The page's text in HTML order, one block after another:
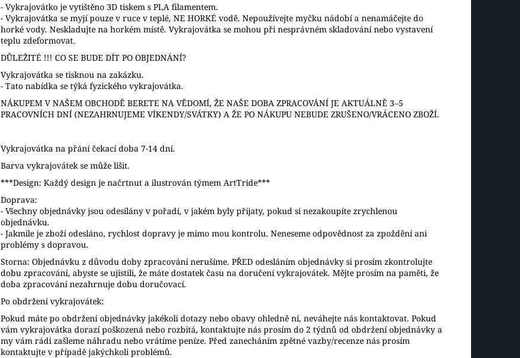
- Vykrajovátko je vytištěno 3D tiskem s PLA filamentem.
- Vykrajovátka se myjí pouze v ruce v teplé, NE HORKÉ vodě. Nepoužívejte myčku nádobí a nenamáčejte do
horké vody. Neskladujte na horkém místě. Vykrajovátka se mohou při nesprávném skladování nebo vystavení
teplu zdeformovat.
DŮLEŽITÉ !!! CO SE BUDE DÍT PO OBJEDNÁNÍ?
Vykrajovátka se tisknou na zakázku.
- Tato nabídka se týká fyzického vykrajovátka.
NÁKUPEM V NAŠEM OBCHODĚ BERETE NA VĚDOMÍ, ŽE NAŠE DOBA ZPRACOVÁNÍ JE AKTUÁLNĚ 3–5
PRACOVNÍCH DNÍ (NEZAHRNUJEME VÍKENDY/SVÁTKY) A ŽE PO NÁKUPU NEBUDE ZRUŠENO/VRÁCENO ZBOŽÍ.
Vykrajovátka na přání čekací doba 7-14 dní.
Barva vykrajovátek se může lišit.
***Design: Každý design je načrtnut a ilustrován týmem ArtTride***
Doprava:
- Všechny objednávky jsou odesílány v pořadí, v jakém byly přijaty, pokud si nezakoupíte zrychlenou
objednávku.
- Jakmile je zboží odesláno, rychlost dopravy je mimo mou kontrolu. Neneseme odpovědnost za zpoždění ani
problémy s dopravou.
Storna: Objednávku z důvodu doby zpracování nerušíme. PŘED odesláním objednávky si prosím zkontrolujte
dobu zpracování, abyste se ujistili, že máte dostatek času na doručení vykrajovátek. Mějte prosím na paměti, že
doba zpracování nezahrnuje dobu doručovací.
Po obdržení vykrajovátek:
Pokud máte po obdržení objednávky jakékoli dotazy nebo obavy ohledně ní, neváhejte nás kontaktovat. Pokud
vám vykrajovátka dorazí poškozená nebo rozbitá, kontaktujte nás prosím do 2 týdnů od obdržení objednávky a
my vám rádi zašleme náhradu nebo vrátíme peníze. Před zanecháním zpětné vazby/recenze nás prosím
kontaktujte v případě jakýchkoli problémů.